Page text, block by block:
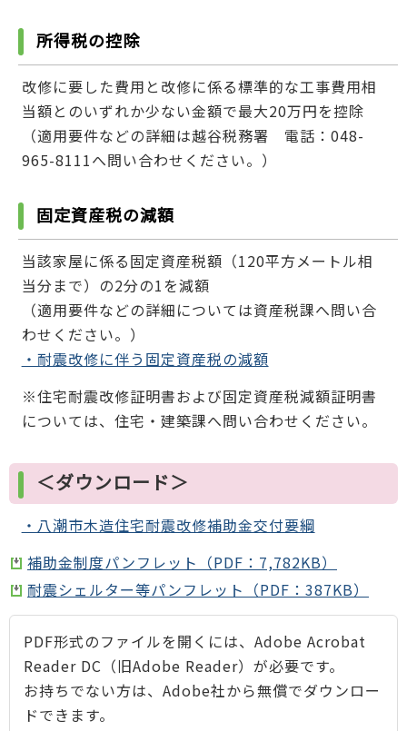
所得税の控除
改修に要した費用と改修に係る標準的な工事費用相
当額とのいずれか少ない金額で最大20万円を控除
（適用要件などの詳細は越谷税務署 電話：048-
965-8111へ問い合わせください。）
固定資産税の減額
当該家屋に係る固定資産税額（120平方メートル相
当分まで）の2分の1を減額
（適用要件などの詳細については資産税課へ問い合
わせください。）
・耐震改修に伴う固定資産税の減額
※住宅耐震改修証明書および固定資産税減額証明書
については、住宅・建築課へ問い合わせください。
＜ダウンロード＞
・八潮市木造住宅耐震改修補助金交付要綱
補助金制度パンフレット（PDF：7,782KB）
耐震シェルター等パンフレット（PDF：387KB）
PDF形式のファイルを開くには、Adobe Acrobat
Reader DC（旧Adobe Reader）が必要です。
お持ちでない方は、Adobe社から無償でダウンロー
ドできます。